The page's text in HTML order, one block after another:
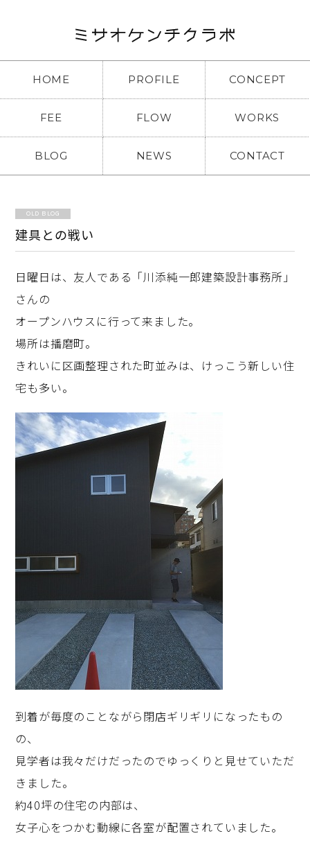
HOME PROFILE CONCEPT
FEE FLOW WORKS
BLOG NEWS CONTACT
OLD BLOG
建具との戦い
日曜日は、友人である「川添純一郎建築設計事務所」
さんの
オープンハウスに行って来ました。
場所は播磨町。
きれいに区画整理された町並みは、けっこう新しい住
宅も多い。
到着が毎度のことながら閉店ギリギリになったもの
の、
見学者は我々だけだったのでゆっくりと見せていただ
きました。
約40坪の住宅の内部は、
女子心をつかむ動線に各室が配置されていました。